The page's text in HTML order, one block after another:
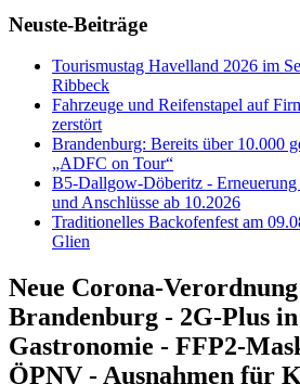
Neuste-Beiträge
Tourismustag Havelland 2026 im
Ribbeck
Fahrzeuge und Reifenstapel auf
zerstört
Brandenburg: Bereits über 10.000
„ADFC on Tour“
B5-Dallgow-Döberitz - Erneuerung
und Anschlüsse ab 10.2026
Traditionelles Backofenfest am
Glien
Neue Corona-
Brandenburg - 2G-Plus
Gastronomie - FFP2-
ÖPNV - Ausnahmen für